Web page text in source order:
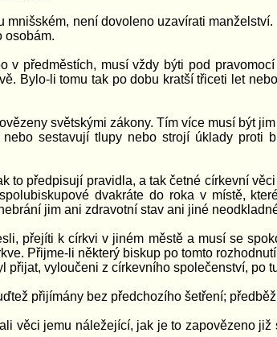
není dovoleno uzavírati
osobám.
předměstích, musí vždy býti pod
Bylo-li tomu tak po dobu kratší třiceti let
světskými zákony. Tím více musí být
sestavují tlupy nebo strojí úklady proti
to předpisují pravidla, a tak četné církevní
dvakráte do roka v místě,
jim ani zdravotní stav ani jiné
přejíti k církvi v jiném městě a musí se
Přijme-li některý biskup po tomto
vyloučeni z církevního společenství, po
přijímány bez předchozího šetření;
věci jemu náležející, jak je to zapovězeno